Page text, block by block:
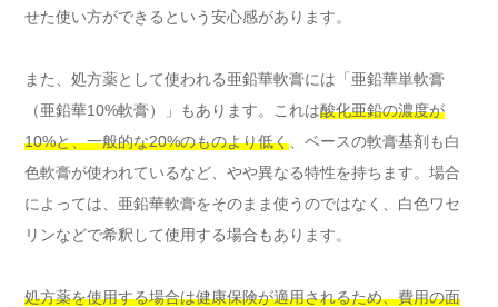
せた使い方ができるという安心感があります。
また、処方薬として使われる亜鉛華軟膏には「亜鉛華単軟膏
（亜鉛華10%軟膏）」もあります。これは酸化亜鉛の濃度が
10%と、一般的な20%のものより低く 、ベースの軟膏基剤も白
色軟膏が使われているなど、やや異なる特性を持ちます。場合
によっては、亜鉛華軟膏をそのまま使うのではなく、白色ワセ
リンなどで希釈して使用する場合もあります。
処方薬を使用する場合は健康保険が適用されるため、費用の面